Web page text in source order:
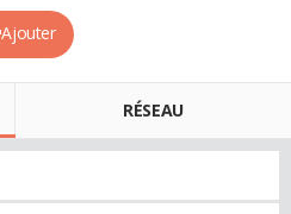
Ajouter
RÉSEAU